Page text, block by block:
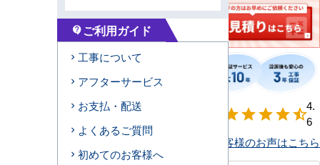
starstarstarstarstar_half
4.
6
お客様のお声はこちら
contact_support ご利用ガイド
工事について
アフターサービス
お支払・配送
よくあるご質問
初めてのお客様へ